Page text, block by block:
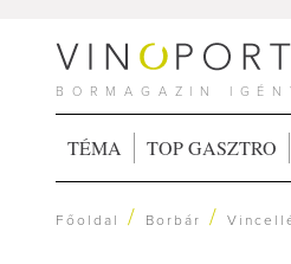
BORMAGAZIN
TÉMA TOP GASZTRO
Főoldal / Borbár /